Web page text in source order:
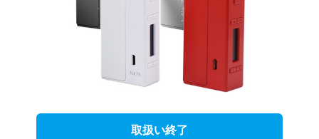
取扱い終了